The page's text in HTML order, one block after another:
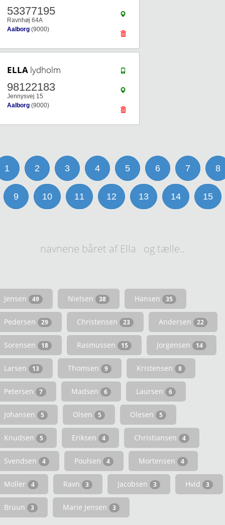
53377195
Ravnhøj 64A
Aalborg (9000)
ELLA lydholm
98122183
Jennysvej 15
Aalborg (9000)
1 2 3 4 5 6 7 8
9 10 11 12 13 14 15
navnene båret af Ella og tælle..
Jensen 49 Nielsen 38 Hansen 35
Pedersen 29 Christensen 23 Andersen 22
Sorensen 18 Rasmussen 15 Jorgensen 14
Larsen 13 Thomsen 9 Kristensen 8
Petersen 7 Madsen 6 Laursen 6
Johansen 5 Olsen 5 Olesen 5
Knudsen 5 Eriksen 4 Christiansen 4
Svendsen 4 Poulsen 4 Mortensen 4
Moller 4 Ravn 3 Jacobsen 3 Hvid 3
Bruun 3 Marie Jensen 3